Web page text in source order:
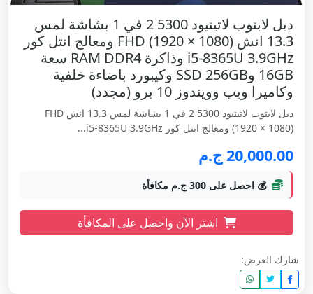
ديل لابتوب لاتيتيود 5300 2 في 1 بشاشة لمس
13.3 انش FHD (1920 × 1080) ومعالج انتل كور
i5-8365U 3.9GHz وذاكرة RAM DDR4 سعة
16GB وSSD 256GB وكيبورد باضاءة خلفية
وكاميرا ويب وويندوز 10 برو (مجدد)
ديل لابتوب لاتيتيود 5300 2 في 1 بشاشة لمس 13.3 انش FHD
(1920 × 1080) ومعالج انتل كور i5-8365U 3.9GHz...
20,000.00 ج.م
💰 احصل على 300 ج.م مكافأة
اشتر الآن واحصل على المكافأة
شارك العرض: